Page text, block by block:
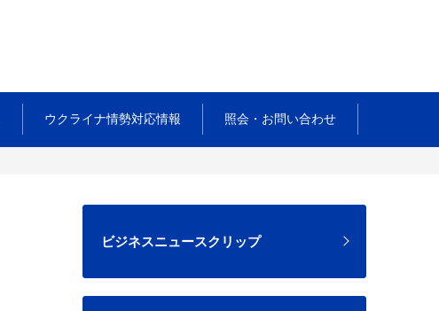
ウクライナ情勢対応情報 照会・お問い合わせ
ビジネスニュースクリップ